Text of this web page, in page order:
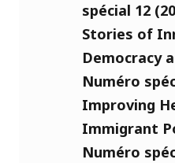
spécial 12
Stories of
Democracy
Numéro
Improving
Immigrant
Numéro